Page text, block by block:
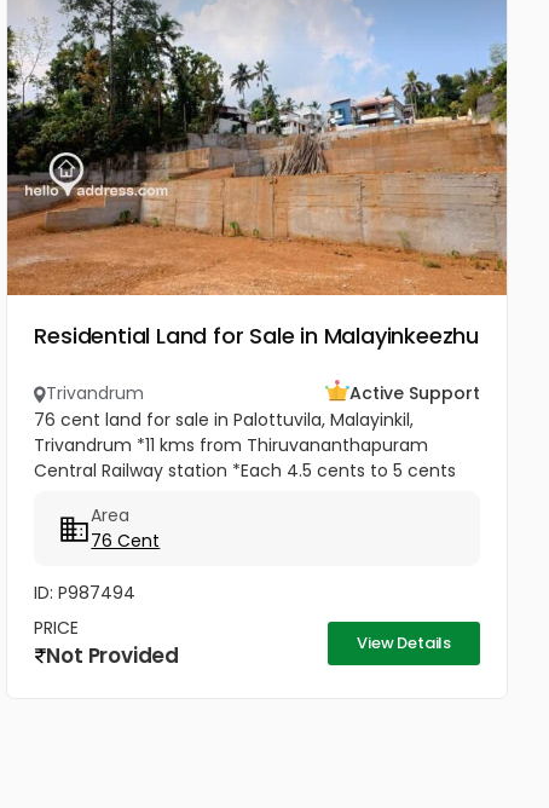
Residential Land for Sale in Malayinkeezhu
Trivandrum
Active Support
76 cent land for sale in Palottuvila, Malayinkil,
Trivandrum *11 kms from Thiruvananthapuram
Central Railway station *Each 4.5 cents to 5 cents
Ready to occupy Plots. *...
Area
76 Cent
ID: P987494
PRICE
Not Provided View Details